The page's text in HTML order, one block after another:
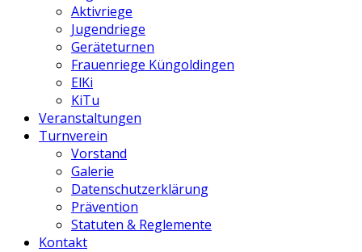
Aktivriege
Jugendriege
Geräteturnen
Frauenriege Küngoldingen
ElKi
KiTu
Veranstaltungen
Turnverein
Vorstand
Galerie
Datenschutzerklärung
Prävention
Statuten & Reglemente
Kontakt